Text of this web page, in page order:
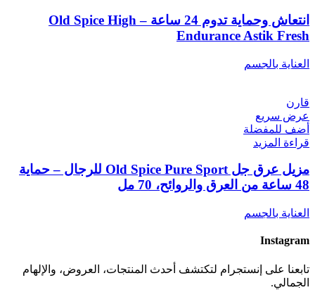
انتعاش وحماية تدوم 24 ساعة – Old Spice High
Endurance Astik Fresh
العناية بالجسم
قارن
عرض سريع
أضف للمفضلة
قراءة المزيد
مزيل عرق جل Old Spice Pure Sport للرجال – حماية
48 ساعة من العرق والروائح، 70 مل
العناية بالجسم
Instagram
تابعنا على إنستجرام لتكتشف أحدث المنتجات، العروض، والإلهام
الجمالي.